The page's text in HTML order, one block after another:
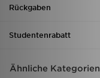
Rückgaben
Studentenrabatt
Ähnliche Kategorien